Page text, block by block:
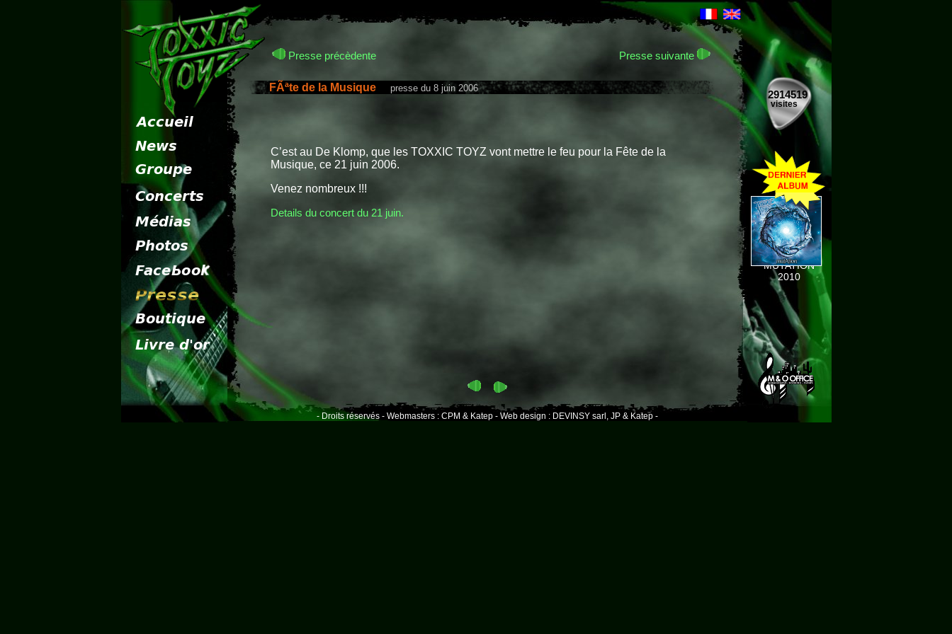
2914519
visites
MUTATION
2010
Presse précèdente Presse suivante
FÃªte de la Musiquepresse du 8 juin 2006
C’est au De Klomp, que les TOXXIC TOYZ vont mettre le feu pour la Fête de la
Musique, ce 21 juin 2006.
Venez nombreux !!!
Details du concert du 21 juin.
- Droits réservés - Webmasters : CPM & Katep - Web design : DEVINSY sarl, JP & Katep -